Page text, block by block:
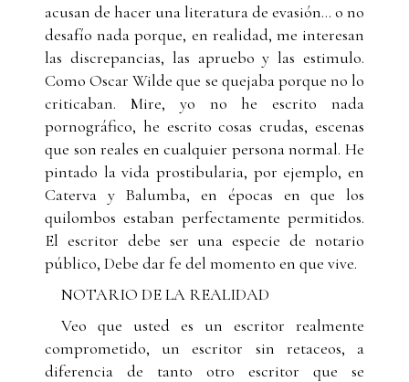
acusan de hacer una literatura de evasión... o no
desafío nada porque, en realidad, me interesan
las discrepancias, las apruebo y las estimulo.
Como Oscar Wilde que se quejaba porque no lo
criticaban. Mire, yo no he escrito nada
pornográfico, he escrito cosas crudas, escenas
que son reales en cualquier persona normal. He
pintado la vida prostibularia, por ejemplo, en
Caterva y Balumba, en épocas en que los
quilombos estaban perfectamente permitidos.
El escritor debe ser una especie de notario
público, Debe dar fe del momento en que vive.
NOTARIO DE LA REALIDAD
Veo que usted es un escritor realmente
comprometido, un escritor sin retaceos, a
diferencia de tanto otro escritor que se